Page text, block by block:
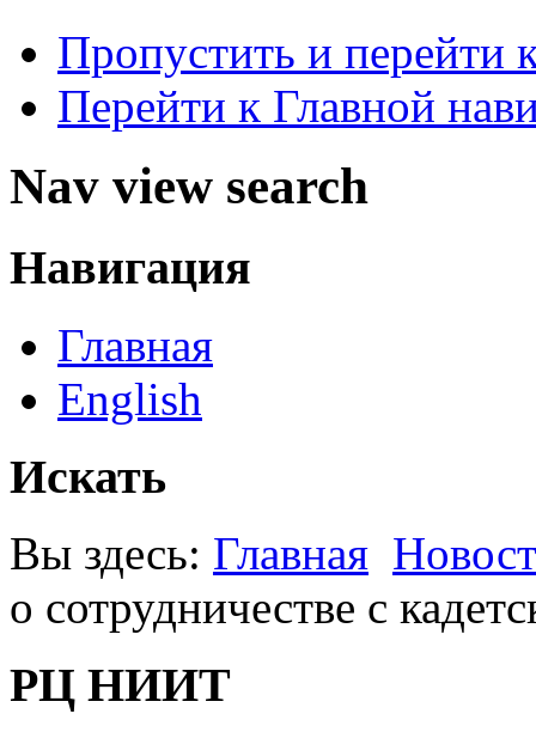
Пропустить и перейти
Перейти к Главной
Nav view search
Навигация
Главная
English
Искать
Вы здесь: Главная
о сотрудничестве с
РЦ НИИТ